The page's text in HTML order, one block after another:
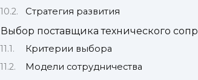
Стратегия развития
Выбор поставщика технического
Критерии выбора
Модели сотрудничества